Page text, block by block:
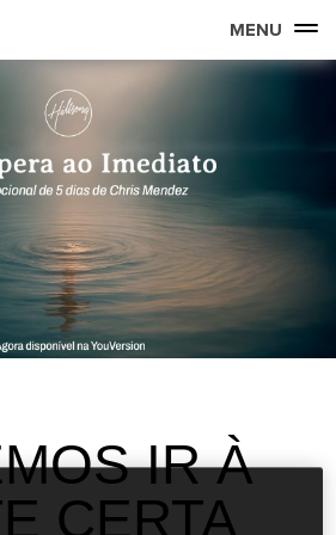
MENU
IR À
CERTA